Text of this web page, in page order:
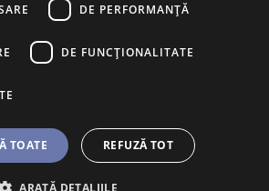
DE PERFORMANȚĂ
DE FUNCŢIONALITATE
TOATE REFUZĂ TOT
ARATĂ DETALIILE